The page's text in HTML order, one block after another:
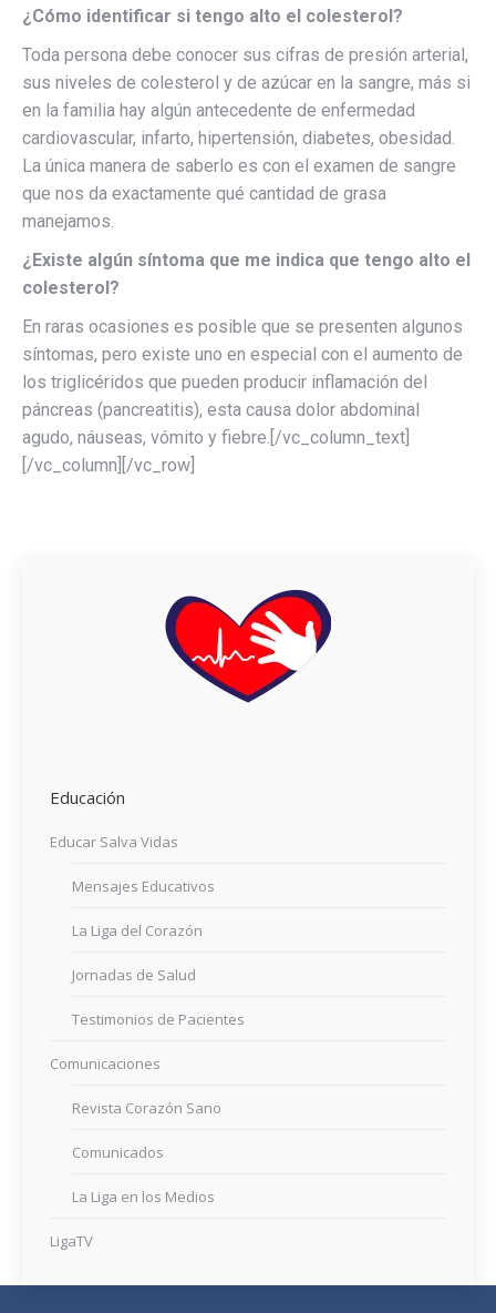
¿Cómo identificar si tengo alto el colesterol?
Toda persona debe conocer sus cifras de presión arterial,
sus niveles de colesterol y de azúcar en la sangre, más si
en la familia hay algún antecedente de enfermedad
cardiovascular, infarto, hipertensión, diabetes, obesidad.
La única manera de saberlo es con el examen de sangre
que nos da exactamente qué cantidad de grasa
manejamos.
¿Existe algún síntoma que me indica que tengo alto el
colesterol?
En raras ocasiones es posible que se presenten algunos
síntomas, pero existe uno en especial con el aumento de
los triglicéridos que pueden producir inflamación del
páncreas (pancreatitis), esta causa dolor abdominal
agudo, náuseas, vómito y fiebre.[/vc_column_text]
[/vc_column][/vc_row]
Educación
Educar Salva Vidas
Mensajes Educativos
La Liga del Corazón
Jornadas de Salud
Testimonios de Pacientes
Comunicaciones
Revista Corazón Sano
Comunicados
La Liga en los Medios
LigaTV